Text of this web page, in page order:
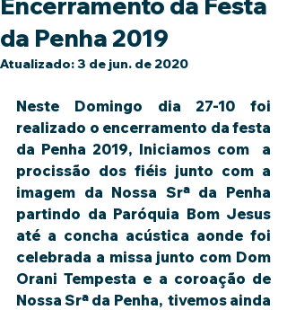
da Penha 2019
Atualizado:3 de jun. de 2020
Neste Domingo dia 27-10 foi
realizado o encerramento da festa
da Penha 2019, Iniciamos com  a
procissão dos fiéis junto com a
imagem da Nossa Srª da Penha
partindo da Paróquia Bom Jesus
até a concha acústica aonde foi
celebrada a missa junto com Dom
Orani Tempesta e a coroação de
Nossa Srª da Penha,  tivemos ainda